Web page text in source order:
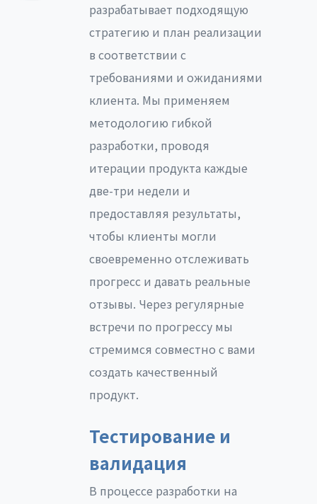
разрабатывает подходящую
стратегию и план реализации
в соответствии с
требованиями и ожиданиями
клиента. Мы применяем
методологию гибкой
разработки, проводя
итерации продукта каждые
две-три недели и
предоставляя результаты,
чтобы клиенты могли
своевременно отслеживать
прогресс и давать реальные
отзывы. Через регулярные
встречи по прогрессу мы
стремимся совместно с вами
создать качественный
продукт.
Тестирование и
валидация
В процессе разработки на